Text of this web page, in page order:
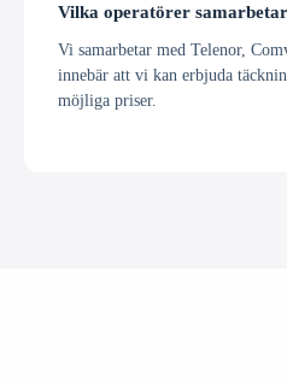
Vilka operatörer
Vi samarbetar med Telenor,
innebär att vi kan erbjuda
möjliga priser.